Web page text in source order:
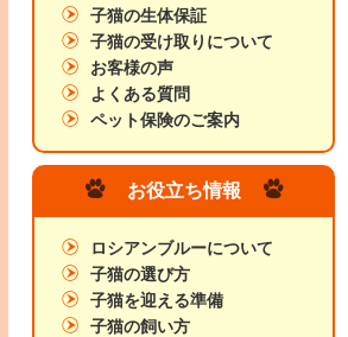
子猫の生体保証
子猫の受け取りについて
お客様の声
よくある質問
ペット保険のご案内
お役立ち情報
ロシアンブルーについて
子猫の選び方
子猫を迎える準備
子猫の飼い方